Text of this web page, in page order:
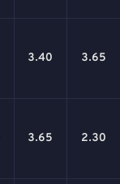
3.40 3.65
3.65 2.30